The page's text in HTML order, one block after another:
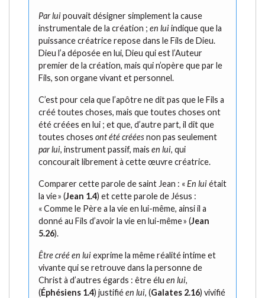
Par luipouvait désigner simplement la cause
instrumentale de la création ; en luiindique que la
puissance créatrice repose dans le Fils de Dieu.
Dieu l’a déposée en lui, Dieu qui est l’Auteur
premier de la création, mais qui n’opère que par le
Fils, son organe vivant et personnel.
C’est pour cela que l’apôtre ne dit pas que le Fils a
créé toutes choses, mais que toutes choses ont
été créées en lui ; et que, d’autre part, il dit que
toutes choses ont été crééesnon pas seulement
par lui, instrument passif, mais en lui, qui
concourait librement à cette œuvre créatrice.
Comparer cette parole de saint Jean : «En luiétait
la vie » (Jean 1.4) et cette parole de Jésus :
« Comme le Père a la vie en lui-même, ainsi il a
donné au Fils d’avoir la vie en lui-même » (Jean
5.26).
Être créé en luiexprime la même réalité intime et
vivante qui se retrouve dans la personne de
Christ à d’autres égards : être élu en lui,
(Éphésiens 1.4) justifiéen lui, (Galates 2.16) vivifié